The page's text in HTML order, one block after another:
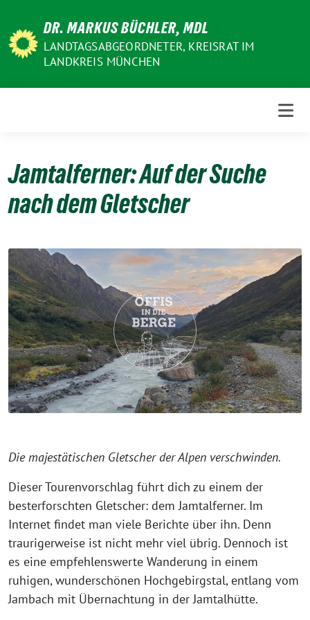
zum
Inhalt
DR. MARKUS BÜCHLER, MDL
LANDTAGSABGEORDNETER, KREISRAT IM
LANDKREIS MÜNCHEN
Jamtalferner: Auf der Suche
nach dem Gletscher
Die majestätischen Gletscher der Alpen verschwinden.
Dieser Tourenvorschlag führt dich zu einem der
besterforschten Gletscher: dem Jamtalferner. Im
Internet findet man viele Berichte über ihn. Denn
traurigerweise ist nicht mehr viel übrig. Dennoch ist
es eine empfehlenswerte Wanderung in einem
ruhigen, wunderschönen Hochgebirgstal, entlang vom
Jambach mit Übernachtung in der Jamtalhütte.